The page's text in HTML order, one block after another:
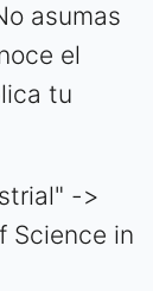
asumas
el
tu
->
Science in